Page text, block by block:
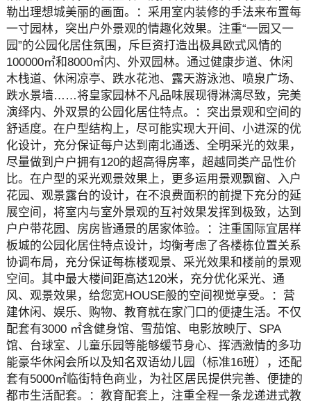
勒出理想城美丽的画面。：采用室内装修的手法来布置每
一寸园林，突出户外景观的情趣化效果。注重“一园又一
园”的公园化居住氛围，斥巨资打造出极具欧式风情的
100000㎡和8000㎡内、外双园林。通过健康步道、休闲
木栈道、休闲凉亭、跌水花池、露天游泳池、喷泉广场、
跌水景墙……将皇家园林不凡品味展现得淋漓尽致，完美
演绎内、外双景的公园化居住特点。：突出景观和空间的
舒适度。在户型结构上，尽可能实现大开间、小进深的优
化设计，充分保证每户达到南北通透、全明采光的效果，
尽量做到户户拥有120的超高得房率，超越同类产品性价
比。在户型的采光观景效果上，更多运用景观飘窗、入户
花园、观景露台的设计，在不浪费面积的前提下充分的延
展空间，将室内与室外景观的互衬效果发挥到极致，达到
户户带花园、房房皆通景的居家体验。：注重国际宜居样
板城的公园化居住特点设计，均衡考虑了各楼栋位置关系
协调布局，充分保证每栋楼观景、采光效果和楼前的景观
空间。其中最大楼间距高达120米，充分优化采光、通
风、观景效果，给您宽HOUSE般的空间视觉享受。：营
建休闲、娱乐、购物、教育就在家门口的便捷生活。不仅
配套有3000 ㎡含健身馆、雪茄馆、电影放映厅、SPA
馆、台球室、儿童乐园等能够缓节身心、挥洒激情的多功
能豪华休闲会所以及知名双语幼儿园（标准16班），还配
套有5000㎡临街特色商业，为社区居民提供完善、便捷的
都市生活配套。：教育配套上，注重全程一条龙递进式教